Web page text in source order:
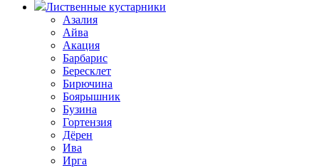
Лиственные кустарники
Азалия
Айва
Акация
Барбарис
Бересклет
Бирючина
Боярышник
Бузина
Гортензия
Дёрен
Ива
Ирга